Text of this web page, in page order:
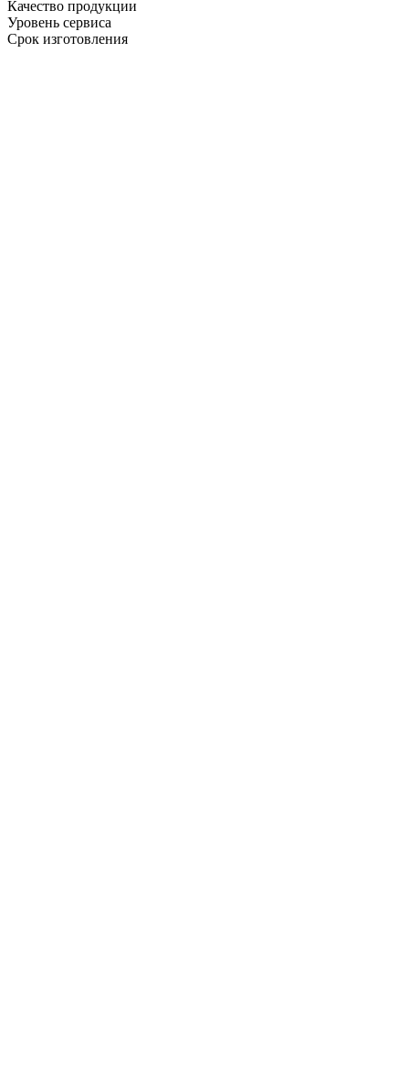
Качество продукции
Уровень сервиса
Срок изготовления